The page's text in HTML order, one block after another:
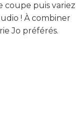
puis variez
! À combiner
Jo préférés.